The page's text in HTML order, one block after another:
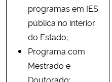
programas em IES
pública no interior
do Estado;
Programa com
Mestrado e
Doutorado;